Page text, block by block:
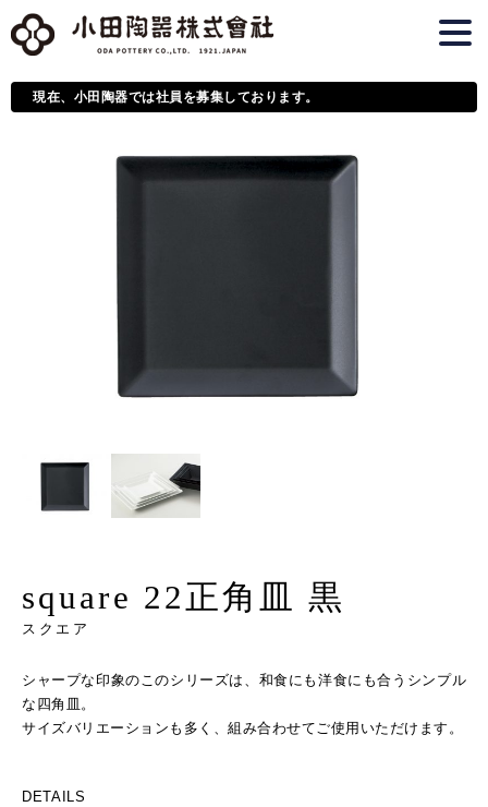
現在、小田陶器では社員を募集しております。
square 22正角皿 黒
スクエア
シャープな印象のこのシリーズは、和食にも洋食にも合うシンプル
な四角皿。
サイズバリエーションも多く、組み合わせてご使用いただけます。
DETAILS